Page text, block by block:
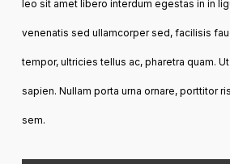
leo sit amet libero interdum egestas in in
venenatis sed ullamcorper sed, facilisis
tempor, ultricies tellus ac, pharetra quam.
sapien. Nullam porta urna ornare, porttitor
sem.